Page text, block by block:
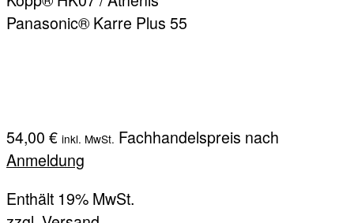
Panasonic® Karre Plus 55
54,00 € inkl. MwSt. Fachhandelspreis nach
Anmeldung
Enthält 19% MwSt.